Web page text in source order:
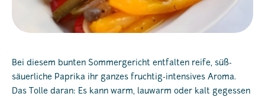
Bei diesem bunten Sommergericht entfalten reife, süß-
säuerliche Paprika ihr ganzes fruchtig-intensives Aroma.
Das Tolle daran: Es kann warm, lauwarm oder kalt gegessen